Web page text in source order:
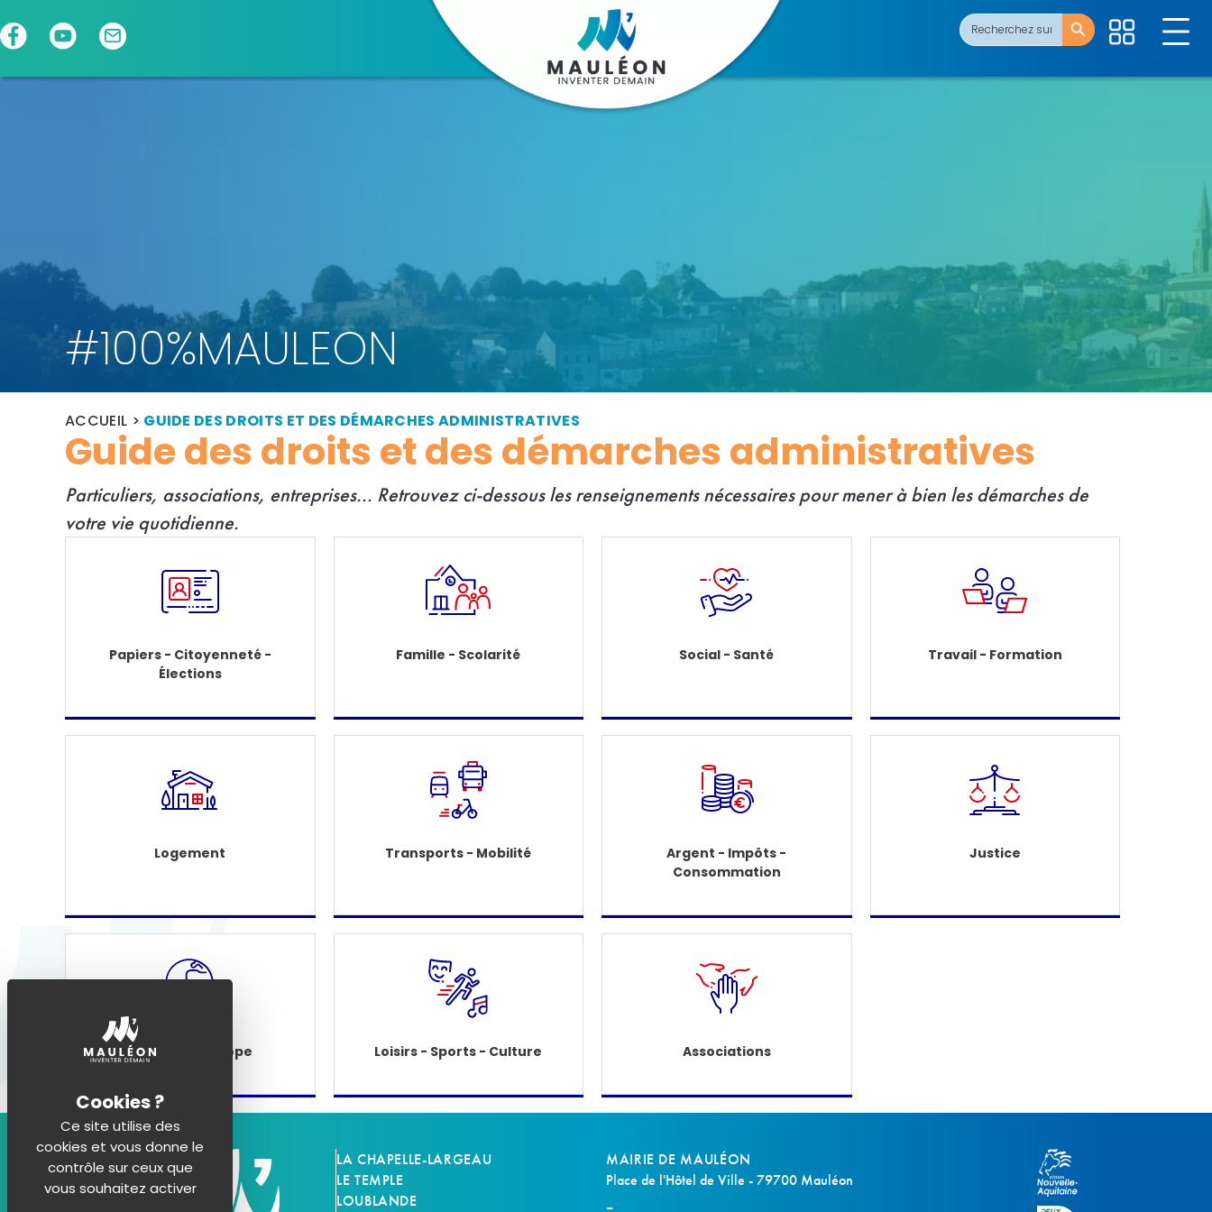
Search
for:
Search Button
#100%MAULEON
ACCUEIL > GUIDE DES DROITS ET DES DÉMARCHES ADMINISTRATIVES
Guide des droits et des démarches administratives
Particuliers, associations, entreprises... Retrouvez ci-dessous les renseignements nécessaires pour mener à bien les démarches de
votre vie quotidienne.
Papiers - Citoyenneté -
Élections
Famille - Scolarité Social - Santé Travail - Formation
Logement Transports - Mobilité
Argent - Impôts -
Consommation
Justice
Étranger - Europe Loisirs - Sports - Culture Associations
LA CHAPELLE-LARGEAU
LE TEMPLE
LOUBLANDE
MAIRIE DE MAULÉON
Place de l'Hôtel de Ville - 79700 Mauléon
Ce site utilise des
cookies et vous donne le
contrôle sur ceux que
vous souhaitez activer